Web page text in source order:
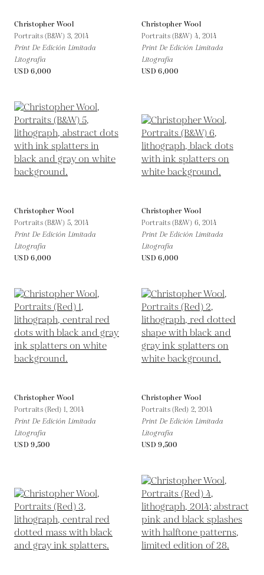
Christopher Wool
Portraits (B&W) 3, 2014
Print De Edición Limitada
Litografía
USD 6,000
Christopher Wool
Portraits (B&W) 4, 2014
Print De Edición Limitada
Litografía
USD 6,000
Christopher Wool
Portraits (B&W) 5, 2014
Print De Edición Limitada
Litografía
USD 6,000
Christopher Wool
Portraits (B&W) 6, 2014
Print De Edición Limitada
Litografía
USD 6,000
Christopher Wool
Portraits (Red) 1, 2014
Print De Edición Limitada
Litografía
USD 9,500
Christopher Wool
Portraits (Red) 2, 2014
Print De Edición Limitada
Litografía
USD 9,500